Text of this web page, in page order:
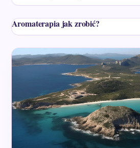
Aromaterapia jak zrobić?